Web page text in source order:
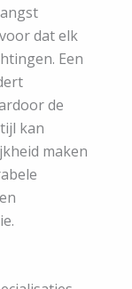
dat elk
Een
de
kan
maken